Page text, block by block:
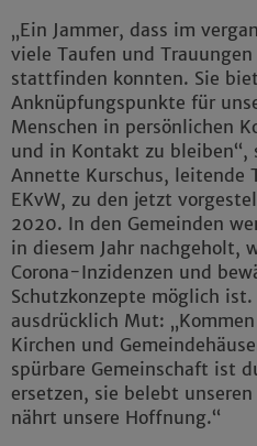
„Ein Jammer, dass im
viele Taufen und
stattfinden konnten. Sie
Anknüpfungspunkte für
Menschen in persönlichen
und in Kontakt zu bleiben“,
Annette Kurschus, leitende
EKvW, zu den jetzt
2020. In den Gemeinden
in diesem Jahr nachgeholt,
Corona-Inzidenzen und
Schutzkonzepte möglich
ausdrücklich Mut:
Kirchen und
spürbare Gemeinschaft ist
ersetzen, sie belebt
nährt unsere Hoffnung.“